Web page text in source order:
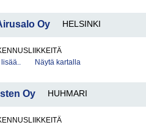
Oy HELSINKI
lisää..
Näytä kartalla
Oy HUHMARI